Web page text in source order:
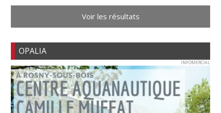
Voir les résultats
OPALIA
INFOMERCIAL